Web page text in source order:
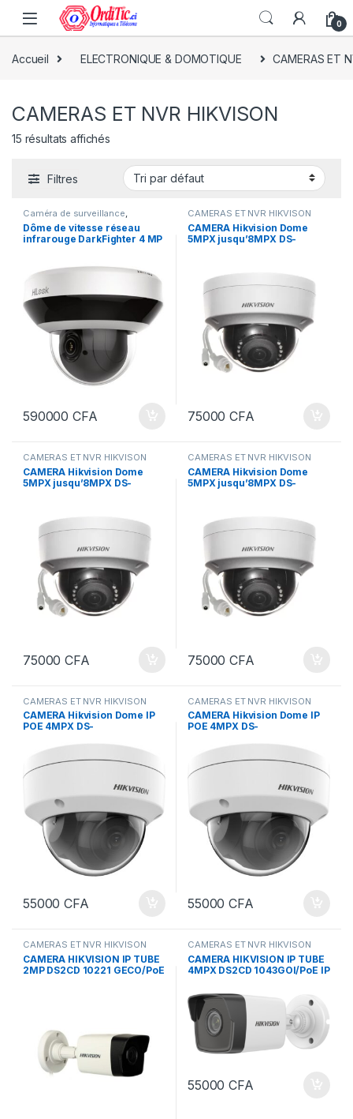
0
Accueil ELECTRONIQUE & DOMOTIQUE CAMERAS ET
CAMERAS ET NVR HIKVISON
15 résultats affichés
Filtres
Caméra de surveillance,
CAMERAS ET NVR HIKVISON
ELECTRONIQUE & DOMOTIQUE
Dôme de vitesse réseau
infrarouge DarkFighter 4 MP
590000CFA
CAMERAS ET NVR HIKVISON
CAMERA Hikvision Dome
5MPX jusqu’8MPX DS-
75000CFA
CAMERAS ET NVR HIKVISON
CAMERA Hikvision Dome
5MPX jusqu’8MPX DS-
75000CFA
CAMERAS ET NVR HIKVISON
CAMERA Hikvision Dome
5MPX jusqu’8MPX DS-
75000CFA
CAMERAS ET NVR HIKVISON
CAMERA Hikvision Dome IP
POE 4MPX DS-
55000CFA
CAMERAS ET NVR HIKVISON
CAMERA Hikvision Dome IP
POE 4MPX DS-
55000CFA
CAMERAS ET NVR HIKVISON
CAMERA HIKVISION IP TUBE
2MP DS2CD 10221 GECO/PoE
CAMERAS ET NVR HIKVISON
CAMERA HIKVISION IP TUBE
4MPX DS2CD 1043GOI/PoE IP
55000CFA